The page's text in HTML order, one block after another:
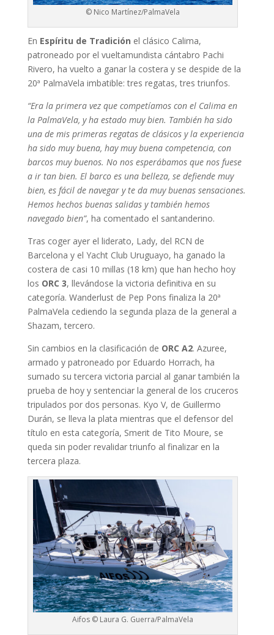
© Nico Martínez/PalmaVela
En Espíritu de Tradición el clásico Calima,
patroneado por el vueltamundista cántabro Pachi
Rivero, ha vuelto a ganar la costera y se despide de la
20ª PalmaVela imbatible: tres regatas, tres triunfos.
“Era la primera vez que competíamos con el Calima en
la PalmaVela, y ha estado muy bien. También ha sido
una de mis primeras regatas de clásicos y la experiencia
ha sido muy buena, hay muy buena competencia, con
barcos muy buenos. No nos esperábamos que nos fuese
a ir tan bien. El barco es una belleza, se defiende muy
bien, es fácil de navegar y te da muy buenas sensaciones.
Hemos hechos buenas salidas y también hemos
navegado bien”, ha comentado el santanderino.
Tras coger ayer el liderato, Lady, del RCN de
Barcelona y el Yacht Club Uruguayo, ha ganado la
costera de casi 10 millas (18 km) que han hecho hoy
los ORC 3, llevándose la victoria definitiva en su
categoría. Wanderlust de Pep Pons finaliza la 20ª
PalmaVela cediendo la segunda plaza de la general a
Shazam, tercero.
Sin cambios en la clasificación de ORC A2. Azuree,
armado y patroneado por Eduardo Horrach, ha
sumado su tercera victoria parcial al ganar también la
prueba de hoy y sentenciar la general de los cruceros
tripulados por dos personas. Kyo V, de Guillermo
Durán, se lleva la plata mientras que el defensor del
título en esta categoría, Smerit de Tito Moure, se
queda sin poder revalidar triunfo al finalizar en la
tercera plaza.
Aifos © Laura G. Guerra/PalmaVela